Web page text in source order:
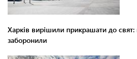
Харків вирішили прикрашати до свят:
заборонили